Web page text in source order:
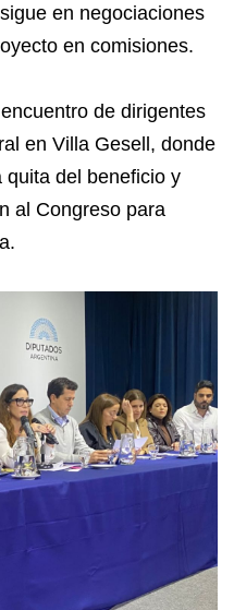
en negociaciones
en comisiones.
de dirigentes
en Villa Gesell, donde
quita del beneficio y
al Congreso para